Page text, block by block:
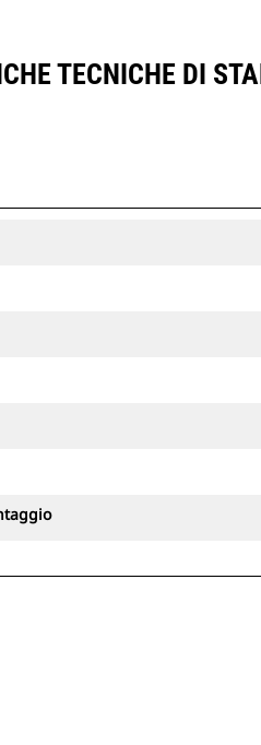
TECNICHE DI